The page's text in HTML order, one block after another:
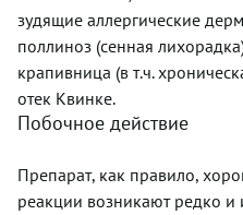
зудящие аллергические
поллиноз (сенная
крапивница (в т.ч.
отек Квинке.
Побочное действие
Препарат, как правило,
реакции возникают редко